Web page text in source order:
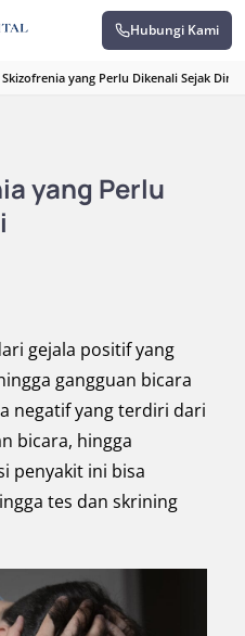
Hubungi Kami
yang Perlu Dikenali Sejak Dini
yang Perlu
gejala positif yang
gangguan bicara
negatif yang terdiri dari
bicara, hingga
penyakit ini bisa
tes dan skrining